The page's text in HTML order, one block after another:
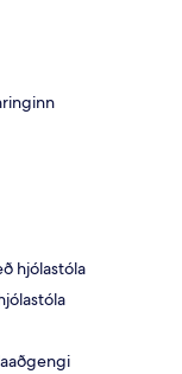
hjólastóla